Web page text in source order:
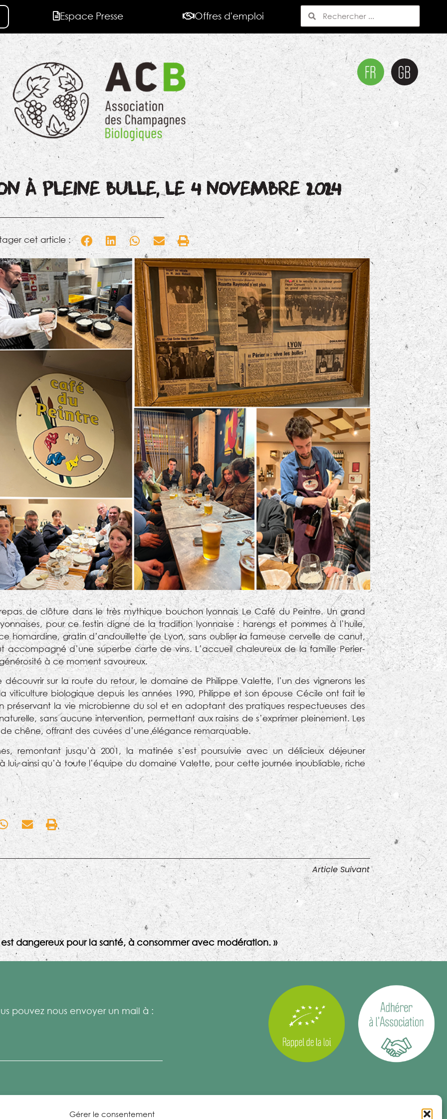
Gérer le consentement
Espace Presse Offres d'emploi
À PLEINE BULLE, LE 4 NOVEMBRE 2024
cet article :
de clôture dans le très mythique bouchon lyonnais Le Café du Peintre. Un grand
pour ce festin digne de la tradition lyonnaise : harengs et pommes à l’huile,
homardine, gratin d’andouillette de Lyon, sans oublier la fameuse cervelle de canut,
accompagné d’une superbe carte de vins. L’accueil chaleureux de la famille Perier-
à ce moment savoureux.
sur la route du retour, le domaine de Philippe Valette, l’un des vignerons les
viticulture biologique depuis les années 1990, Philippe et son épouse Cécile ont fait le
préservant la vie microbienne du sol et en adoptant des pratiques respectueuses des
sans aucune intervention, permettant aux raisins de s’exprimer pleinement. Les
de chêne, offrant des cuvées d’une élégance remarquable.
remontant jusqu’à 2001, la matinée s’est poursuivie avec un délicieux déjeuner
ainsi qu’à toute l’équipe du domaine Valette, pour cette journée inoubliable, riche
Article Suivant
est dangereux pour la santé, à consommer avec modération. »
pouvez nous envoyer un mail à :